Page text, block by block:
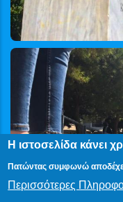
Η ιστοσελίδα κάνει
Πατώντας συμφωνώ
Περισσότερες